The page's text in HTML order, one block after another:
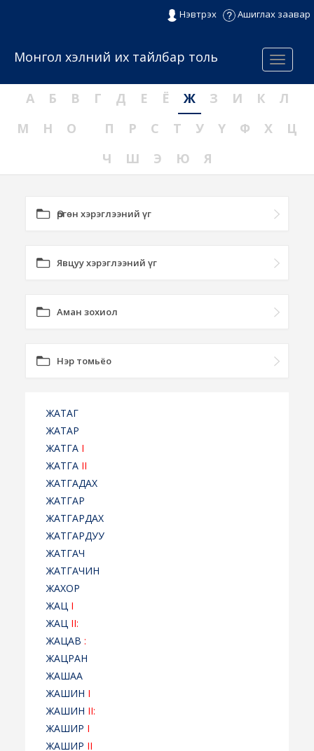
Нэвтрэх Ашиглах заавар
Menu
Монгол хэлний их тайлбар толь
А Б В Г Д Е Ё Ж З И К
Л
М
Н О П Р С Т У Ү Ф Х
Ц
Ч
Ш Э Ю Я
Өргөн хэрэглээний үг
Явцуу хэрэглээний үг
Аман зохиол
Нэр томьёо
ЖАТАГ
ЖАТАР
ЖАТГА I
ЖАТГА II
ЖАТГАДАХ
ЖАТГАР
ЖАТГАРДАХ
ЖАТГАРДУУ
ЖАТГАЧ
ЖАТГАЧИН
ЖАХОР
ЖАЦ I
ЖАЦ II:
ЖАЦАВ :
ЖАЦРАН
ЖАШАА
ЖАШИН I
ЖАШИН II:
ЖАШИР I
ЖАШИР II